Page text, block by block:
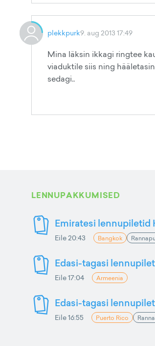
plekkpurk9. aug 2013 17:49
Mina läksin ikkagi ringtee
viaduktile siis ning
sedagi..
LENNUPAKKUMISED
Emiratesi lennupiletid
Eile 20:43 Bangkok
Edasi-tagasi
Eile 17:04 Armeenia
Edasi-tagasi
Eile 16:55 Puerto Rico